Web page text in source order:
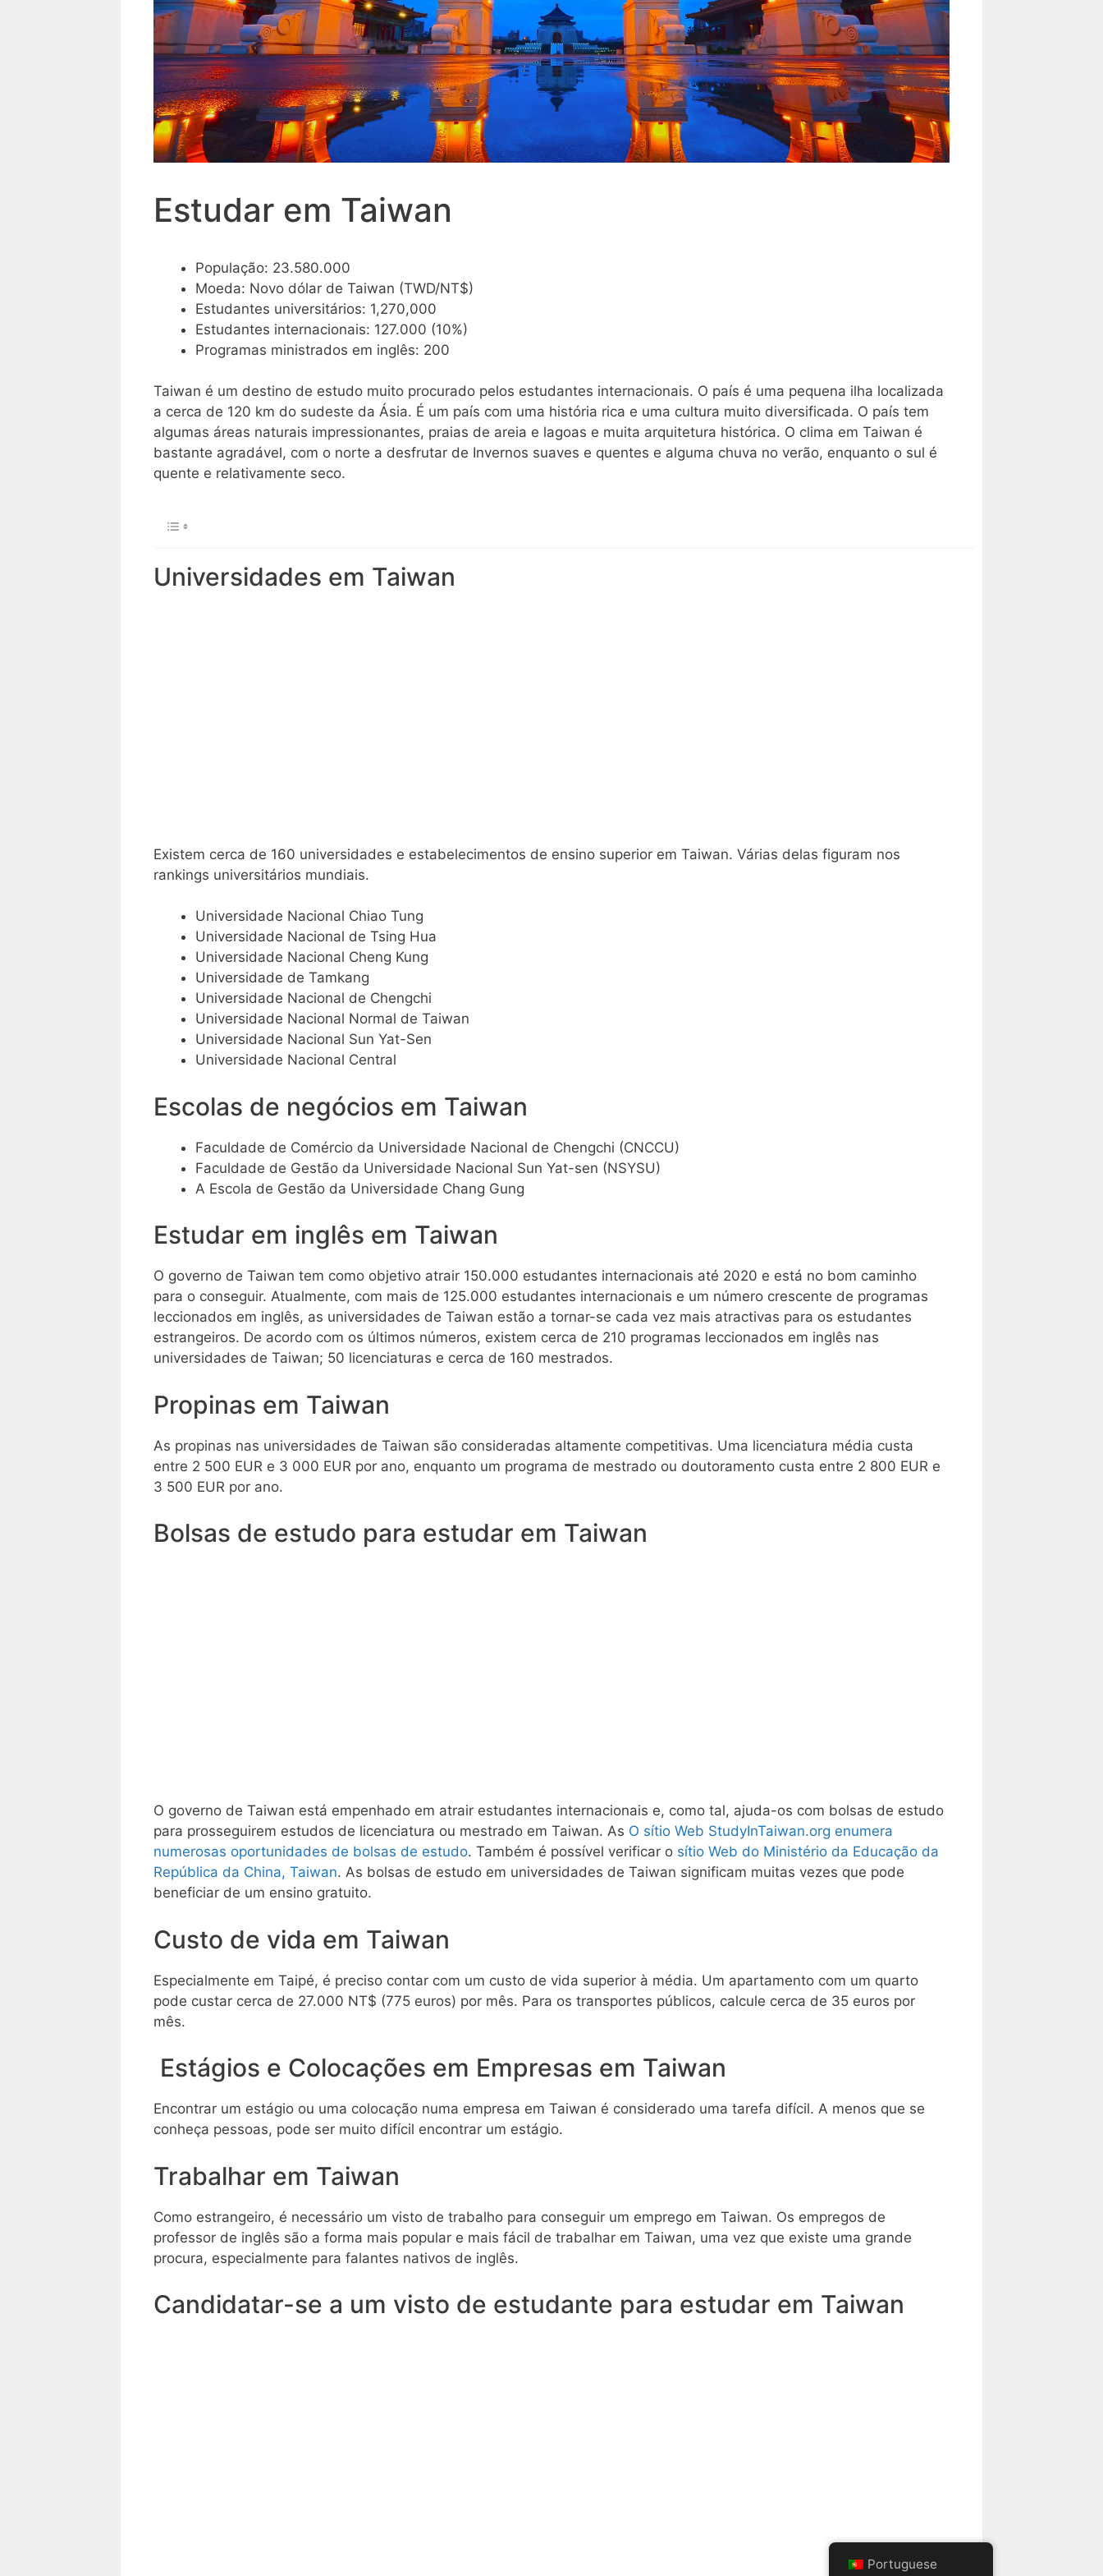
Estudar em Taiwan
População: 23.580.000
Moeda: Novo dólar de Taiwan (TWD/NT$)
Estudantes universitários: 1,270,000
Estudantes internacionais: 127.000 (10%)
Programas ministrados em inglês: 200
Taiwan é um destino de estudo muito procurado pelos estudantes internacionais. O país é uma pequena ilha localizada
a cerca de 120 km do sudeste da Ásia. É um país com uma história rica e uma cultura muito diversificada. O país tem
algumas áreas naturais impressionantes, praias de areia e lagoas e muita arquitetura histórica. O clima em Taiwan é
bastante agradável, com o norte a desfrutar de Invernos suaves e quentes e alguma chuva no verão, enquanto o sul é
quente e relativamente seco.
Universidades em Taiwan
Existem cerca de 160 universidades e estabelecimentos de ensino superior em Taiwan. Várias delas figuram nos
rankings universitários mundiais.
Universidade Nacional Chiao Tung
Universidade Nacional de Tsing Hua
Universidade Nacional Cheng Kung
Universidade de Tamkang
Universidade Nacional de Chengchi
Universidade Nacional Normal de Taiwan
Universidade Nacional Sun Yat-Sen
Universidade Nacional Central
Escolas de negócios em Taiwan
Faculdade de Comércio da Universidade Nacional de Chengchi (CNCCU)
Faculdade de Gestão da Universidade Nacional Sun Yat-sen (NSYSU)
A Escola de Gestão da Universidade Chang Gung
Estudar em inglês em Taiwan
O governo de Taiwan tem como objetivo atrair 150.000 estudantes internacionais até 2020 e está no bom caminho
para o conseguir. Atualmente, com mais de 125.000 estudantes internacionais e um número crescente de programas
leccionados em inglês, as universidades de Taiwan estão a tornar-se cada vez mais atractivas para os estudantes
estrangeiros. De acordo com os últimos números, existem cerca de 210 programas leccionados em inglês nas
universidades de Taiwan; 50 licenciaturas e cerca de 160 mestrados.
Propinas em Taiwan
As propinas nas universidades de Taiwan são consideradas altamente competitivas. Uma licenciatura média custa
entre 2 500 EUR e 3 000 EUR por ano, enquanto um programa de mestrado ou doutoramento custa entre 2 800 EUR e
3 500 EUR por ano.
Bolsas de estudo para estudar em Taiwan
O governo de Taiwan está empenhado em atrair estudantes internacionais e, como tal, ajuda-os com bolsas de estudo
para prosseguirem estudos de licenciatura ou mestrado em Taiwan. As O sítio Web StudyInTaiwan.org enumera
numerosas oportunidades de bolsas de estudo. Também é possível verificar o sítio Web do Ministério da Educação da
República da China, Taiwan. As bolsas de estudo em universidades de Taiwan significam muitas vezes que pode
beneficiar de um ensino gratuito.
Custo de vida em Taiwan
Especialmente em Taipé, é preciso contar com um custo de vida superior à média. Um apartamento com um quarto
pode custar cerca de 27.000 NT$ (775 euros) por mês. Para os transportes públicos, calcule cerca de 35 euros por
mês.
Estágios e Colocações em Empresas em Taiwan
Encontrar um estágio ou uma colocação numa empresa em Taiwan é considerado uma tarefa difícil. A menos que se
conheça pessoas, pode ser muito difícil encontrar um estágio.
Trabalhar em Taiwan
Como estrangeiro, é necessário um visto de trabalho para conseguir um emprego em Taiwan. Os empregos de
professor de inglês são a forma mais popular e mais fácil de trabalhar em Taiwan, uma vez que existe uma grande
procura, especialmente para falantes nativos de inglês.
Candidatar-se a um visto de estudante para estudar em Taiwan
Portuguese